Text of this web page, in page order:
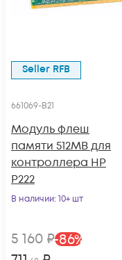
Seller RFB
661069-B21
Модуль флеш
памяти 512MB для
контроллера HP
P222
В наличии: 10+ шт
5 160 ₽-86%